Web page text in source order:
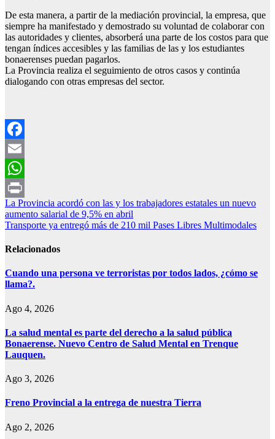
De esta manera, a partir de la mediación provincial, la empresa, que
siempre ha manifestado y demostrado su voluntad de colaborar con
las autoridades y clientes, absorberá una parte de los costos para que
tengan índices accesibles y las familias de las y los estudiantes
bonaerenses puedan pagarlos.
La Provincia realiza el seguimiento de otros casos y continúa
dialogando con otras empresas del sector.
Facebook
Email
WhatsApp
Print
Navegación
de
La Provincia acordó con las y los trabajadores estatales un nuevo
aumento salarial de 9,5% en abril
Transporte ya entregó más de 210 mil Pases Libres Multimodales
Relacionados
Cuando una persona ve terroristas por todos lados, ¿cómo se
llama?.
Ago 4, 2026
La salud mental es parte del derecho a la salud pública
Bonaerense. Nuevo Centro de Salud Mental en Trenque
Lauquen.
Ago 3, 2026
Freno Provincial a la entrega de nuestra Tierra
Ago 2, 2026